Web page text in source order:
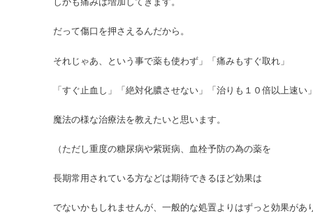
だって傷口を押さえるんだから。
それじゃあ、という事で薬も使わず」「痛みもすぐ取れ」
「すぐ止血し」「絶対化膿させない」「治りも１０倍以上速い
魔法の様な治療法を教えたいと思います。
（ただし重度の糖尿病や紫斑病、血栓予防の為の薬を
長期常用されている方などは期待できるほど効果は
でないかもしれませんが、一般的な処置よりはずっと効果があ